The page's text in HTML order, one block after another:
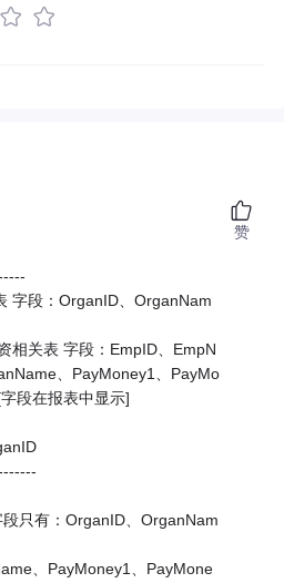
字段：OrganID、OrganNam
相关表 字段：EmpID、EmpN
、PayMoney1、PayMo
段在报表中显示]
只有：OrganID、OrganNam
、PayMoney1、PayMone
赞